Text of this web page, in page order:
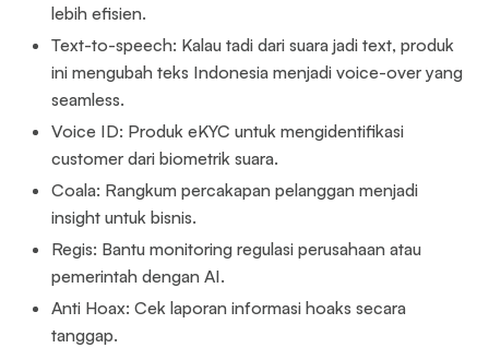
lebih efisien.
Text-to-speech: Kalau tadi dari suara jadi text, produk
ini mengubah teks Indonesia menjadi voice-over yang
seamless.
Voice ID: Produk eKYC untuk mengidentifikasi
customer dari biometrik suara.
Coala: Rangkum percakapan pelanggan menjadi
insight untuk bisnis.
Regis: Bantu monitoring regulasi perusahaan atau
pemerintah dengan AI.
Anti Hoax: Cek laporan informasi hoaks secara
tanggap.